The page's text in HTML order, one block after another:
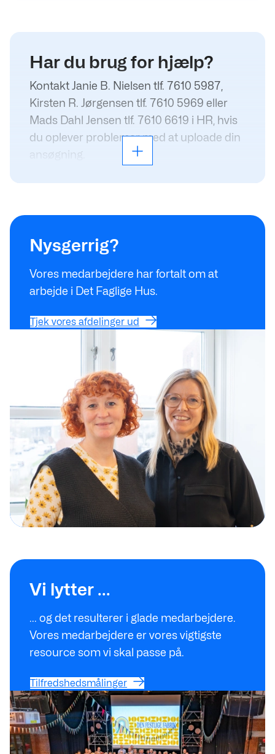
Læs mere
Har du brug for hjælp?
Kontakt Janie B. Nielsen tlf. 7610 5987,
Kirsten R. Jørgensen tlf. 7610 5969 eller
Mads Dahl Jensen tlf. 7610 6619 i HR, hvis
du oplever problemer med at uploade din
ansøgning.
Nysgerrig?
Vores medarbejdere har fortalt om at
arbejde i Det Faglige Hus.
Tjek vores afdelinger ud
Tjek vores afdelinger ud
Vi lytter ...
... og det resulterer i glade medarbejdere.
Vores medarbejdere er vores vigtigste
resource som vi skal passe på.
Tilfredshedsmålinger
Tilfredshedsmålinger